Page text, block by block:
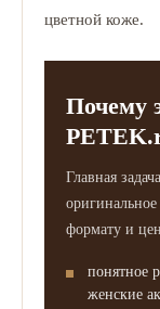
цветной коже.
Почему
Главная
формату и
понятное
женские